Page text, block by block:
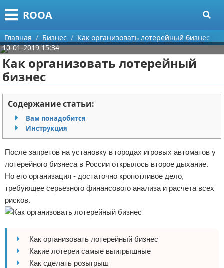
ROOA
Меню
Главная
Категории
Рукоделие
Программирование
Бизнес
Мода
Отношения
Самосовершенствование
Финансы
Поиск
О проекте
Контакты
Сотрудничество
Размещение рекламы
Для правообладателей
Условия предоставления информации
Отказ от ответственности
Главная Бизнес
Как организовать лотерейный бизнес
10-01-2019 15:34
Как организовать лотерейный
бизнес
Содержание статьи:
Вам понадобится
Инструкция
После запретов на установку в городах игровых автоматов у
лотерейного бизнеса в России открылось второе дыхание.
Но его организация - достаточно кропотливое дело,
требующее серьезного финансового анализа и расчета всех
рисков.
Как организовать лотерейный бизнес
Какие лотереи самые выигрышные
Как сделать розыгрыш